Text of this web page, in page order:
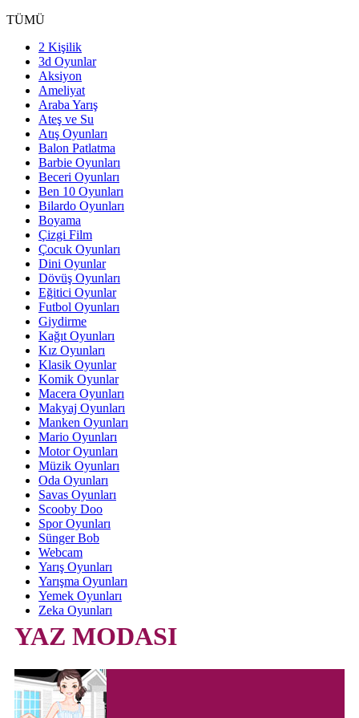
TÜMÜ
2 Kişilik
3d Oyunlar
Aksiyon
Ameliyat
Araba Yarış
Ateş ve Su
Atış Oyunları
Balon Patlatma
Barbie Oyunları
Beceri Oyunları
Ben 10 Oyunları
Bilardo Oyunları
Boyama
Çizgi Film
Çocuk Oyunları
Dini Oyunlar
Dövüş Oyunları
Eğitici Oyunlar
Futbol Oyunları
Giydirme
Kağıt Oyunları
Kız Oyunları
Klasik Oyunlar
Komik Oyunlar
Macera Oyunları
Makyaj Oyunları
Manken Oyunları
Mario Oyunları
Motor Oyunları
Müzik Oyunları
Oda Oyunları
Savas Oyunları
Scooby Doo
Spor Oyunları
Sünger Bob
Webcam
Yarış Oyunları
Yarışma Oyunları
Yemek Oyunları
Zeka Oyunları
YAZ MODASI